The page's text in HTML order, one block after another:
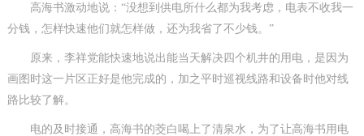
高海书激动地说：“没想到供电所什么都为我考虑，电表不收我一
分钱，怎样快速他们就怎样做，还为我省了不少钱。”
原来，李祥党能快速地说出能当天解决四个机井的用电，是因为
画图时这一片区正好是他完成的，加之平时巡视线路和设备时他对线
路比较了解。
电的及时接通，高海书的茭白喝上了清泉水，为了让高海书用电